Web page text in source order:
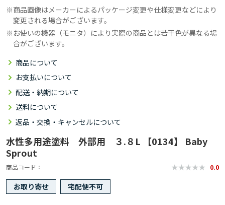
商品画像はメーカーによるパッケージ変更や仕様変更などにより
変更される場合がございます。
お使いの機器（モニタ）により実際の商品とは若干色が異なる場
合がございます。
商品について
お支払いについて
配送・納期について
送料について
返品・交換・キャンセルについて
水性多用途塗料 外部用 ３.８L 【0134】 Baby
Sprout
商品コード 0.0
お取り寄せ 宅配便不可